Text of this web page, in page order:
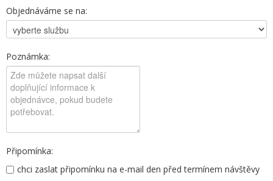
Objednáváme se na:
Poznámka:
Připomínka:
chci zaslat připomínku na e-mail den před termínem návštěvy